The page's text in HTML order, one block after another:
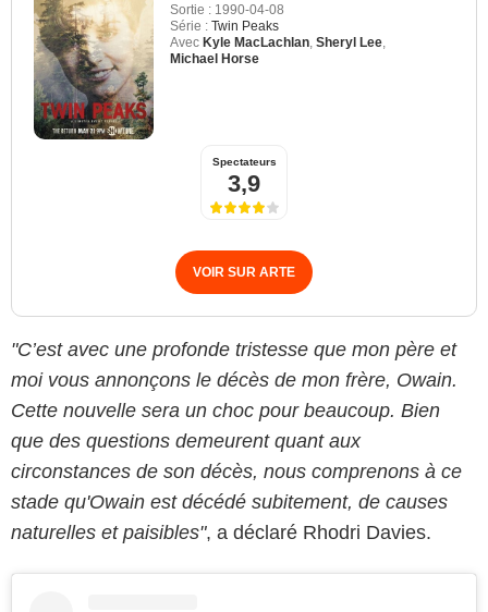
Sortie : 1990-04-08
Série : Twin Peaks
Avec Kyle MacLachlan Sheryl Lee
Michael Horse
Spectateurs
3,9
VOIR SUR ARTE
"C’est avec une profonde tristesse que mon père et
moi vous annonçons le décès de mon frère, Owain.
Cette nouvelle sera un choc pour beaucoup. Bien
que des questions demeurent quant aux
circonstances de son décès, nous comprenons à ce
stade qu'Owain est décédé subitement, de causes
naturelles et paisibles", a déclaré Rhodri Davies.